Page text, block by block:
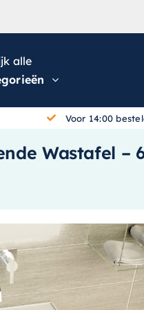
alle
Voor 14:00
Wastafel –